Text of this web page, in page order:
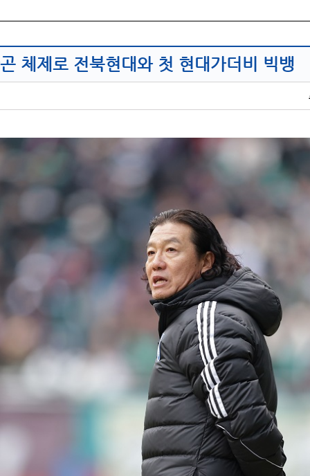
체제로 전북현대와 첫 현대가더비 빅뱅